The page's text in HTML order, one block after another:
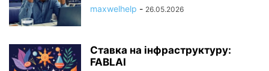
maxwelhelp - 26.05.2026
Ставка на інфраструктуру:
FABLAI